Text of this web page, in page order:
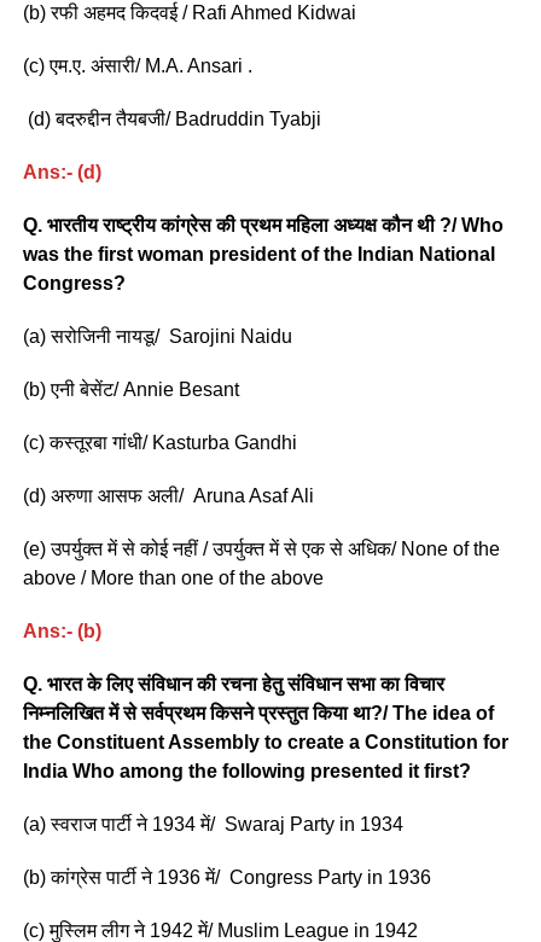
(b) रफी अहमद किदवई / Rafi Ahmed Kidwai
(c) एम.ए. अंसारी/ M.A. Ansari .
(d) बदरुद्दीन तैयबजी/ Badruddin Tyabji
Ans:- (d)
Q. भारतीय राष्ट्रीय कांग्रेस की प्रथम महिला अध्यक्ष कौन थी ?/ Who
was the first woman president of the Indian National
Congress?
(a) सरोजिनी नायडू/ Sarojini Naidu
(b) एनी बेसेंट/ Annie Besant
(c) कस्तूरबा गांधी/ Kasturba Gandhi
(d) अरुणा आसफ अली/ Aruna Asaf Ali
(e) उपर्युक्त में से कोई नहीं / उपर्युक्त में से एक से अधिक/ None of the
above / More than one of the above
Ans:- (b)
Q. भारत के लिए संविधान की रचना हेतु संविधान सभा का विचार
निम्नलिखित में से सर्वप्रथम किसने प्रस्तुत किया था?/ The idea of
the Constituent Assembly to create a Constitution for
India Who among the following presented it first?
(a) स्वराज पार्टी ने 1934 में/ Swaraj Party in 1934
(b) कांग्रेस पार्टी ने 1936 में/ Congress Party in 1936
(c) मुस्लिम लीग ने 1942 में/ Muslim League in 1942